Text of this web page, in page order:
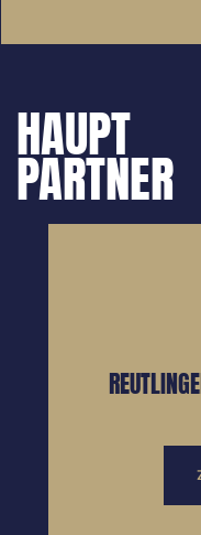
HAUPT
PARTNER